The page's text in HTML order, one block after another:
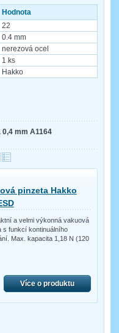
Hodnota
22
0.4 mm
nerezová ocel
1 ks
Hakko
mm A1164
pinzeta Hakko
a velmi výkonná vakuová
s funkcí kontinuálního
Max. kapacita 1,18 N (120
Více o produktu